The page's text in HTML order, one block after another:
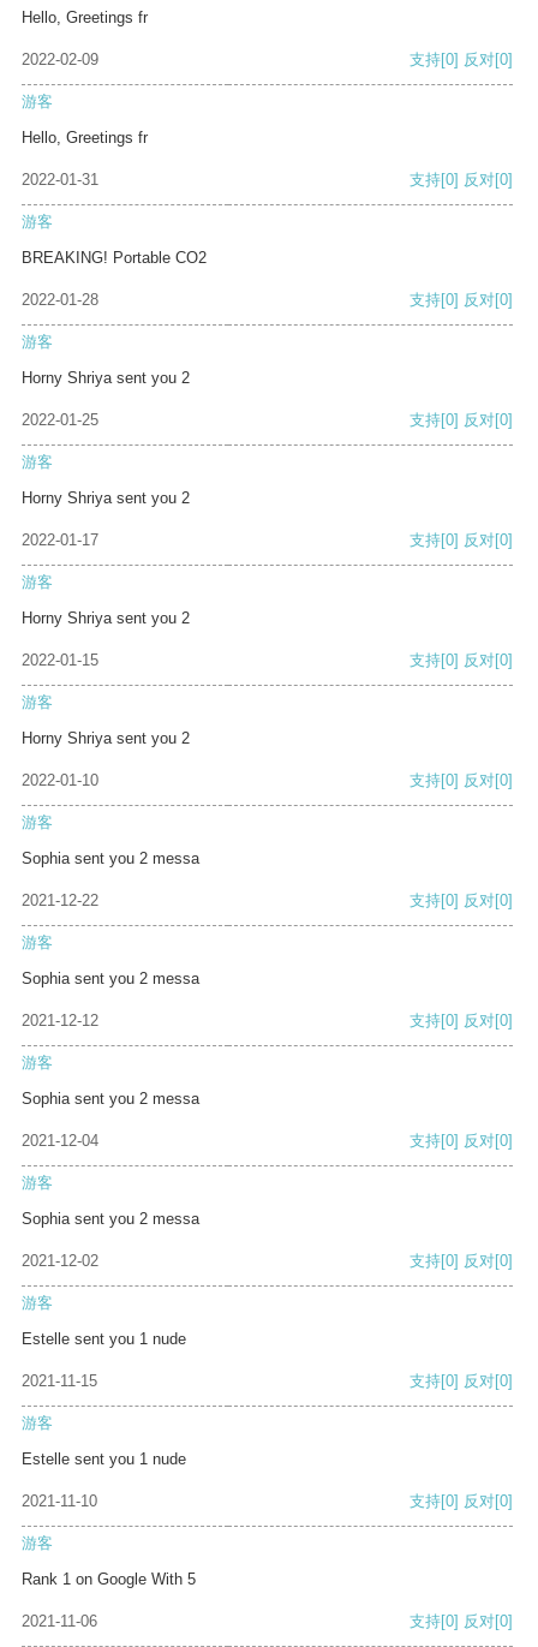
Hello, Greetings fr
2022-02-09 支持[0] 反对[0]
游客
Hello, Greetings fr
2022-01-31 支持[0] 反对[0]
游客
BREAKING! Portable CO2
2022-01-28 支持[0] 反对[0]
游客
Horny Shriya sent you 2
2022-01-25 支持[0] 反对[0]
游客
Horny Shriya sent you 2
2022-01-17 支持[0] 反对[0]
游客
Horny Shriya sent you 2
2022-01-15 支持[0] 反对[0]
游客
Horny Shriya sent you 2
2022-01-10 支持[0] 反对[0]
游客
Sophia sent you 2 messa
2021-12-22 支持[0] 反对[0]
游客
Sophia sent you 2 messa
2021-12-12 支持[0] 反对[0]
游客
Sophia sent you 2 messa
2021-12-04 支持[0] 反对[0]
游客
Sophia sent you 2 messa
2021-12-02 支持[0] 反对[0]
游客
Estelle sent you 1 nude
2021-11-15 支持[0] 反对[0]
游客
Estelle sent you 1 nude
2021-11-10 支持[0] 反对[0]
游客
Rank 1 on Google With 5
2021-11-06 支持[0] 反对[0]